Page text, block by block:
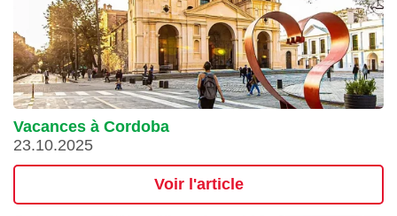
Vacances à Cordoba
23.10.2025
Voir l'article